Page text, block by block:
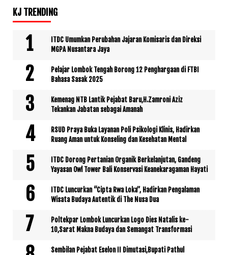
KJ TRENDING
ITDC Umumkan Perubahan Jajaran Komisaris dan Direksi
MGPA Nusantara Jaya
Pelajar Lombok Tengah Borong 12 Penghargaan di FTBI
Bahasa Sasak 2025
Kemenag NTB Lantik Pejabat Baru,H.Zamroni Aziz
Tekankan Jabatan sebagai Amanah
RSUD Praya Buka Layanan Poli Psikologi Klinis, Hadirkan
Ruang Aman untuk Konseling dan Kesehatan Mental
ITDC Dorong Pertanian Organik Berkelanjutan, Gandeng
Yayasan Owl Tower Bali Konservasi Keanekaragaman Hayati
ITDC Luncurkan “Cipta Rwa Loka”, Hadirkan Pengalaman
Wisata Budaya Autentik di The Nusa Dua
Poltekpar Lombok Luncurkan Logo Dies Natalis ke-
10,Sarat Makna Budaya dan Semangat Transformasi
Sembilan Pejabat Eselon II Dimutasi,Bupati Pathul